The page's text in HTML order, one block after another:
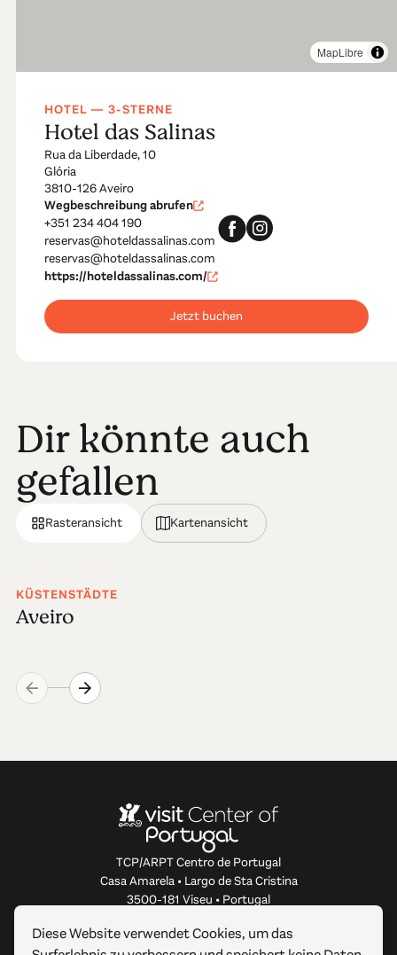
HOTEL — 3-STERNE
Hotel das Salinas
Rua da Liberdade, 10
Glória
3810-126 Aveiro
Wegbeschreibung abrufen
+351 234 404 190
reservas@hoteldassalinas.com
reservas@hoteldassalinas.com
https://hoteldassalinas.com/
Jetzt buchen
MapLibre
Dir könnte auch
gefallen
Rasteransicht Kartenansicht
KÜSTENSTÄDTE
Aveiro
TCP/ARPT Centro de Portugal
Casa Amarela • Largo de Sta Cristina
3500-181 Viseu • Portugal
Diese Website verwendet Cookies, um das